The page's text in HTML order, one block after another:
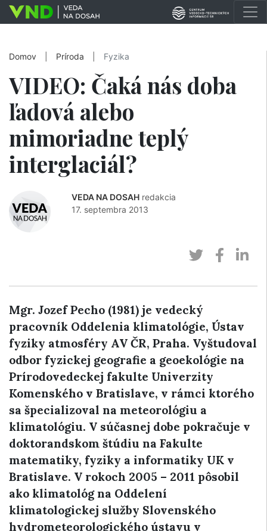
Domov Príroda Fyzika
VIDEO: Čaká nás doba
ľadová alebo
mimoriadne teplý
interglaciál?
VEDA NA DOSAH redakcia
17. septembra 2013
Mgr. Jozef Pecho (1981) je vedecký
pracovník Oddelenia klimatológie, Ústav
fyziky atmosféry AV ČR, Praha. Vyštudoval
odbor fyzickej geografie a geoekológie na
Prírodovedeckej fakulte Univerzity
Komenského v Bratislave, v rámci ktorého
sa špecializoval na meteorológiu a
klimatológiu. V súčasnej dobe pokračuje v
doktorandskom štúdiu na Fakulte
matematiky, fyziky a informatiky UK v
Bratislave. V rokoch 2005 – 2011 pôsobil
ako klimatológ na Oddelení
klimatologickej služby Slovenského
hydrometeorologického ústavu v